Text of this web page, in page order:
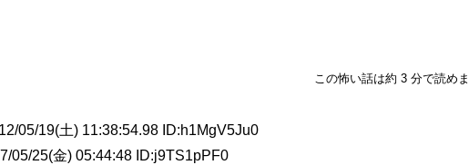
この怖い話は約 3 分で読め
05/19(土) 11:38:54.98 ID:h1MgV5Ju0
05/25(金) 05:44:48 ID:j9TS1pPF0